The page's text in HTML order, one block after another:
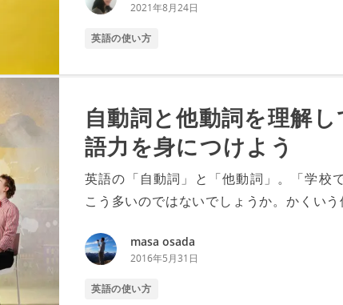
2021年8月24日
英語の使い方
自動詞と他動詞を理解
語力を身につけよう
英語の「自動詞」と「他動詞」。「学校
こう多いのではないでしょうか。かくいう
masa osada
2016年5月31日
英語の使い方